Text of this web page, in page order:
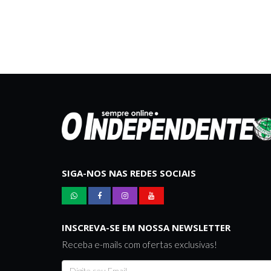
SIGA-NOS NAS REDES SOCIAIS
INSCREVA-SE EM NOSSA NEWSLETTER
Receba e-mails com ofertas exclusivas!